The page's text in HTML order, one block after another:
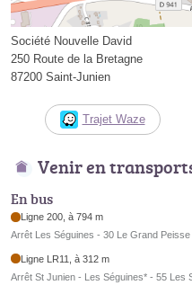
Société Nouvelle David
250 Route de la Bretagne
87200 Saint-Junien
Trajet Waze
Venir en
En bus
Ligne 200, à 794 m
Arrêt Les Séguines - 30 Le Grand Peisse
Ligne LR11, à 312 m
Arrêt St Junien - Les Séguines* - 55 Les